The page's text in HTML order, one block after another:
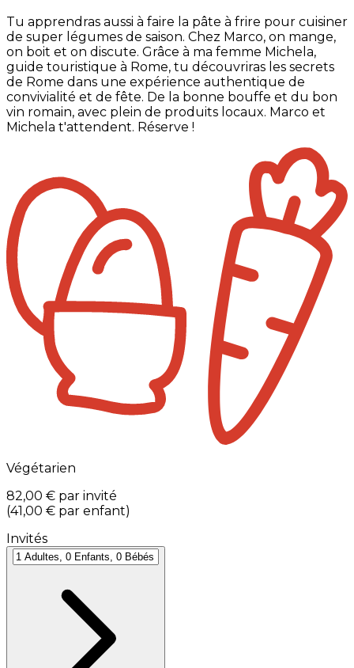
Tu apprendras aussi à faire la pâte à frire pour cuisiner
de super légumes de saison. Chez Marco, on mange,
on boit et on discute. Grâce à ma femme Michela,
guide touristique à Rome, tu découvriras les secrets
de Rome dans une expérience authentique de
convivialité et de fête. De la bonne bouffe et du bon
vin romain, avec plein de produits locaux. Marco et
Michela t'attendent. Réserve !
Végétarien
82,00 € par invité
(41,00 € par enfant)
Invités